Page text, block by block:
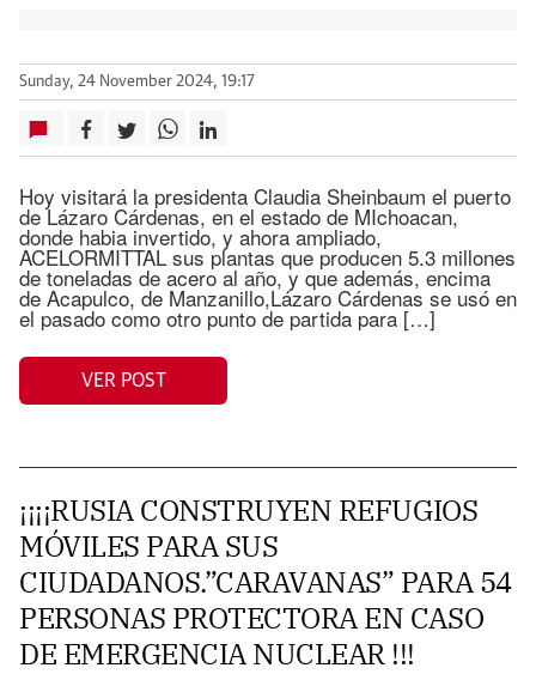
Sunday, 24 November 2024, 19:17
Hoy visitará la presidenta Claudia Sheinbaum el puerto
de Lázaro Cárdenas, en el estado de MIchoacan,
donde habia invertido, y ahora ampliado,
ACELORMITTAL sus plantas que producen 5.3 millones
de toneladas de acero al año, y que además, encima
de Acapulco, de Manzanillo,Lázaro Cárdenas se usó en
el pasado como otro punto de partida para […]
VER POST
¡¡¡¡RUSIA CONSTRUYEN REFUGIOS
MÓVILES PARA SUS
CIUDADANOS.”CARAVANAS” PARA 54
PERSONAS PROTECTORA EN CASO
DE EMERGENCIA NUCLEAR !!!